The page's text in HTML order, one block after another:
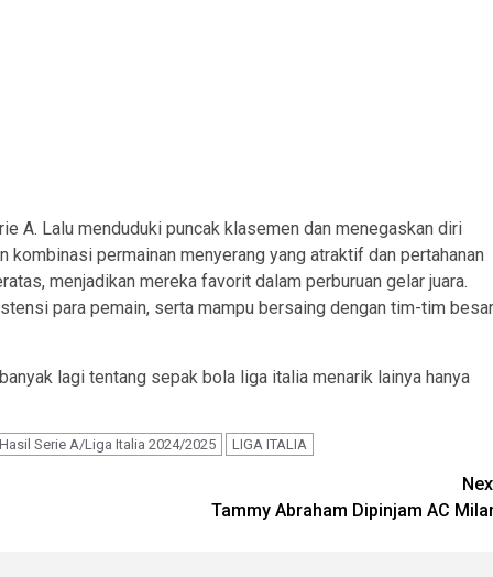
A. Lalu menduduki puncak klasemen dan menegaskan diri
permainan menyerang yang atraktif dan pertahanan
menjadikan mereka favorit dalam perburuan gelar juara.
para pemain, serta mampu bersaing dengan tim-tim besar
lagi tentang sepak bola liga italia menarik lainya hanya
Hasil Serie A/Liga Italia 2024/2025 LIGA ITALIA
Tammy Abraham Dipinjam AC